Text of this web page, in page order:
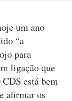
um ano
“a
para
ligação que
está bem
afirmar os